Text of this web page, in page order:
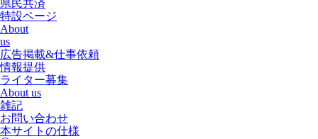
県民共済
特設ページ
About
us
広告掲載&仕事依頼
情報提供
ライター募集
About us
雑記
お問い合わせ
本サイトの仕様